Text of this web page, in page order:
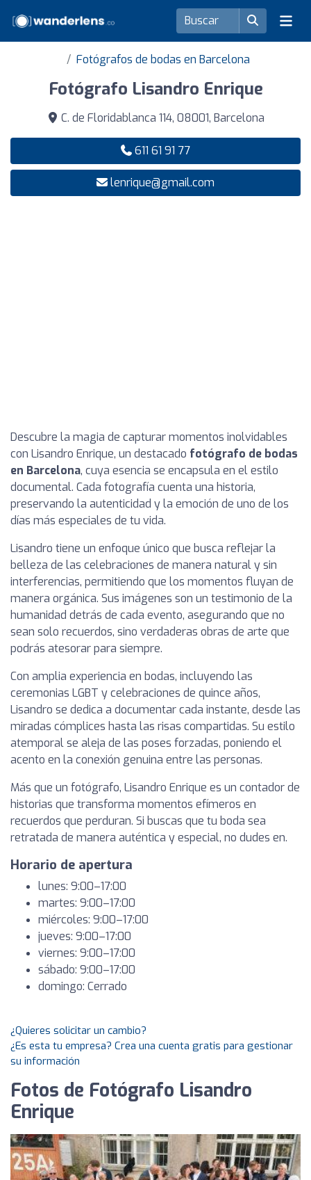
Fotógrafos de bodas en Barcelona
Fotógrafo Lisandro Enrique
C. de Floridablanca 114, 08001, Barcelona
611 61 91 77
lenrique@gmail.com
Descubre la magia de capturar momentos inolvidables
con Lisandro Enrique, un destacado fotógrafo de bodas
en Barcelona, cuya esencia se encapsula en el estilo
documental. Cada fotografía cuenta una historia,
preservando la autenticidad y la emoción de uno de los
días más especiales de tu vida.
Lisandro tiene un enfoque único que busca reflejar la
belleza de las celebraciones de manera natural y sin
interferencias, permitiendo que los momentos fluyan de
manera orgánica. Sus imágenes son un testimonio de la
humanidad detrás de cada evento, asegurando que no
sean solo recuerdos, sino verdaderas obras de arte que
podrás atesorar para siempre.
Con amplia experiencia en bodas, incluyendo las
ceremonias LGBT y celebraciones de quince años,
Lisandro se dedica a documentar cada instante, desde las
miradas cómplices hasta las risas compartidas. Su estilo
atemporal se aleja de las poses forzadas, poniendo el
acento en la conexión genuina entre las personas.
Más que un fotógrafo, Lisandro Enrique es un contador de
historias que transforma momentos efímeros en
recuerdos que perduran. Si buscas que tu boda sea
retratada de manera auténtica y especial, no dudes en.
Horario de apertura
lunes: 9:00–17:00
martes: 9:00–17:00
miércoles: 9:00–17:00
jueves: 9:00–17:00
viernes: 9:00–17:00
sábado: 9:00–17:00
domingo: Cerrado
¿Quieres solicitar un cambio?
¿Es esta tu empresa? Crea una cuenta gratis para gestionar
su información
Fotos de Fotógrafo Lisandro
Enrique